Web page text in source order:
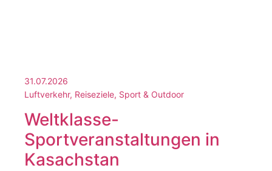
31.07.2026
Luftverkehr, Reiseziele, Sport & Outdoor
Weltklasse-
Sportveranstaltungen in
Kasachstan